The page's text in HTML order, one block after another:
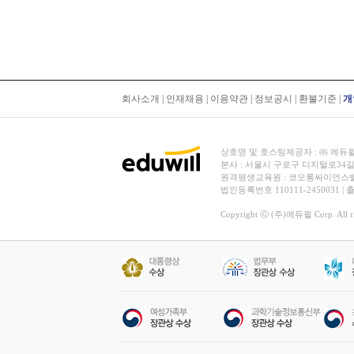
회사소개 인재채용 이용약관 정보공시 환불기준
상호명 및 호스팅제공자 : ㈜ 에듀
본사 : 서울시 구로구 디지털로34
원격평생교육원 : 코오롱싸이언스
법인등록번호 110111-2450031 |
Copyright ⓒ (주)에듀윌 Corp. All